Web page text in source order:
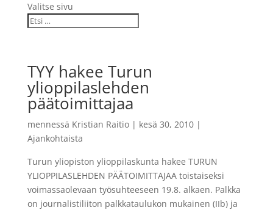
Valitse sivu
TYY hakee Turun
ylioppilaslehden
päätoimittajaa
mennessä Kristian Raitio| kesä 30, 2010|
Ajankohtaista
Turun yliopiston ylioppilaskunta hakee TURUN
YLIOPPILASLEHDEN PÄÄTOIMITTAJAA toistaiseksi
voimassaolevaan työsuhteeseen 19.8. alkaen. Palkka
on journalistiliiton palkkataulukon mukainen (IIb) ja